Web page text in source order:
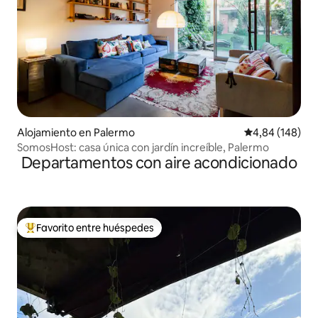
Alojamiento en Palermo Calificación
4,84 (148)
SomosHost: casa única con jardín increíble, Palermo
Departamentos con aire acondicionado
Favorito entre los huéspedes más destacados
Favorito entre huéspedes